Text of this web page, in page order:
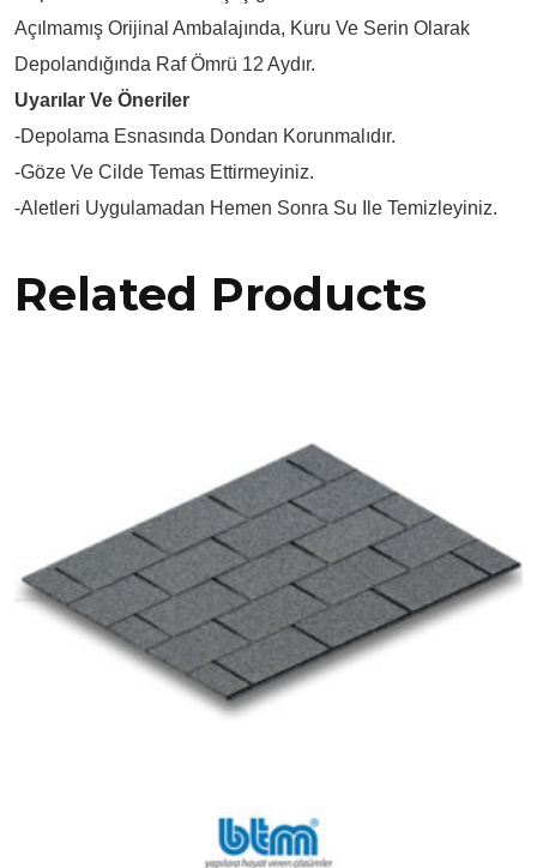
Açılmamış Orijinal Ambalajında, Kuru Ve Serin Olarak
Depolandığında Raf Ömrü 12 Aydır.
Uyarılar Ve Öneriler
-Depolama Esnasında Dondan Korunmalıdır.
-Göze Ve Cilde Temas Ettirmeyiniz.
-Aletleri Uygulamadan Hemen Sonra Su Ile Temizleyiniz.
Related Products